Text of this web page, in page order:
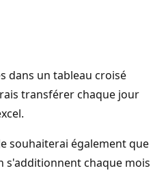
dans un tableau croisé
transférer chaque jour
souhaiterai également que
s'additionnent chaque mois